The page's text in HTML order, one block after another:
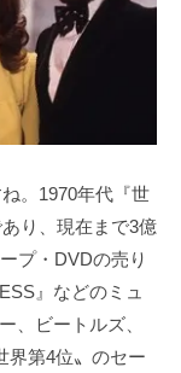
。1970年代『世
り、現在まで3億
プ・DVDの売り
』などのミュ
、ビートルズ、
界第4位〟のセー